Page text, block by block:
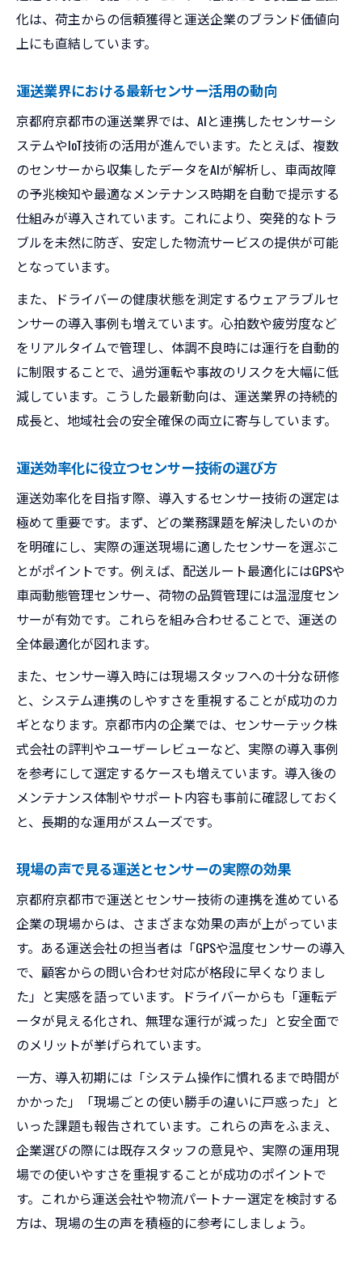
化は、荷主からの信頼獲得と運送企業のブランド価値向
上にも直結しています。
運送業界における最新センサー活用の動向
京都府京都市の運送業界では、AIと連携したセンサーシ
ステムやIoT技術の活用が進んでいます。たとえば、複数
のセンサーから収集したデータをAIが解析し、車両故障
の予兆検知や最適なメンテナンス時期を自動で提示する
仕組みが導入されています。これにより、突発的なトラ
ブルを未然に防ぎ、安定した物流サービスの提供が可能
となっています。
また、ドライバーの健康状態を測定するウェアラブルセ
ンサーの導入事例も増えています。心拍数や疲労度など
をリアルタイムで管理し、体調不良時には運行を自動的
に制限することで、過労運転や事故のリスクを大幅に低
減しています。こうした最新動向は、運送業界の持続的
成長と、地域社会の安全確保の両立に寄与しています。
運送効率化に役立つセンサー技術の選び方
運送効率化を目指す際、導入するセンサー技術の選定は
極めて重要です。まず、どの業務課題を解決したいのか
を明確にし、実際の運送現場に適したセンサーを選ぶこ
とがポイントです。例えば、配送ルート最適化にはGPSや
車両動態管理センサー、荷物の品質管理には温湿度セン
サーが有効です。これらを組み合わせることで、運送の
全体最適化が図れます。
また、センサー導入時には現場スタッフへの十分な研修
と、システム連携のしやすさを重視することが成功のカ
ギとなります。京都市内の企業では、センサーテック株
式会社の評判やユーザーレビューなど、実際の導入事例
を参考にして選定するケースも増えています。導入後の
メンテナンス体制やサポート内容も事前に確認しておく
と、長期的な運用がスムーズです。
現場の声で見る運送とセンサーの実際の効果
京都府京都市で運送とセンサー技術の連携を進めている
企業の現場からは、さまざまな効果の声が上がっていま
す。ある運送会社の担当者は「GPSや温度センサーの導入
で、顧客からの問い合わせ対応が格段に早くなりまし
た」と実感を語っています。ドライバーからも「運転デ
ータが見える化され、無理な運行が減った」と安全面で
のメリットが挙げられています。
一方、導入初期には「システム操作に慣れるまで時間が
かかった」「現場ごとの使い勝手の違いに戸惑った」と
いった課題も報告されています。これらの声をふまえ、
企業選びの際には既存スタッフの意見や、実際の運用現
場での使いやすさを重視することが成功のポイントで
す。これから運送会社や物流パートナー選定を検討する
方は、現場の生の声を積極的に参考にしましょう。